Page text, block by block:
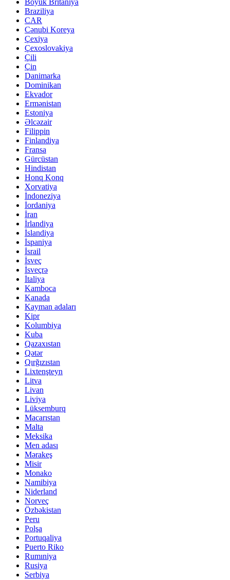
Böyük Britaniya
Braziliya
CAR
Cənubi Koreya
Çexiya
Çexoslovakiya
Çili
Çin
Danimarka
Dominikan
Ekvador
Ermənistan
Estoniya
Əlcəzair
Filippin
Finlandiya
Fransa
Gürcüstan
Hindistan
Honq Konq
Xorvatiya
İndoneziya
İordaniya
İran
İrlandiya
İslandiya
İspaniya
İsrail
İsveç
İsveçrə
İtaliya
Kamboca
Kanada
Kayman adaları
Kipr
Kolumbiya
Kuba
Qazaxıstan
Qətər
Qırğızıstan
Lixtenşteyn
Litva
Livan
Liviya
Lüksemburq
Macarıstan
Malta
Meksika
Men adası
Mərakeş
Misir
Monako
Namibiya
Niderland
Norveç
Özbəkistan
Peru
Polşa
Portuqaliya
Puerto Riko
Rumıniya
Rusiya
Serbiya